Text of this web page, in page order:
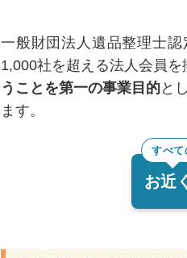
一般財団法人遺品整理士
1,000社を超える法人会員を
うことを第一の事業目的と
ます。
すべて
お近